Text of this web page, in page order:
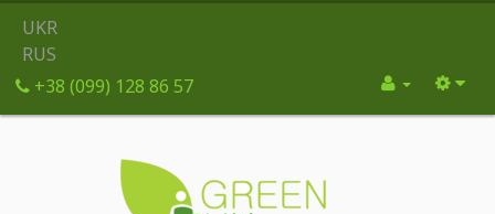
UKR
RUS
+38 (099) 128 86 57